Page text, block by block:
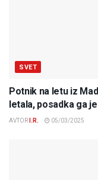
SVET
Potnik na letu iz
letala, posadka ga
AVTOR I.R. 05/03/2025